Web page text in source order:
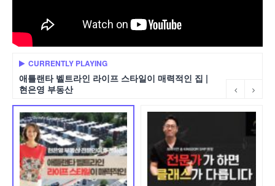
CURRENTLY PLAYING
애틀랜타 벨트라인 라이프 스타일이 매력적인 집 |
현은영 부동산